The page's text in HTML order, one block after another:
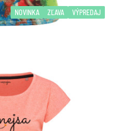
NOVINKA ZĽAVA VÝPREDAJ